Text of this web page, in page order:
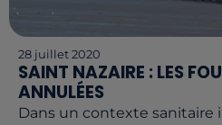
28 juillet 2020
SAINT NAZAIRE : LES
ANNULÉES
Dans un contexte sanitaire